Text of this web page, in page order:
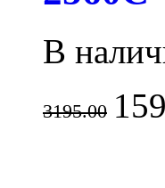
В
3195.00